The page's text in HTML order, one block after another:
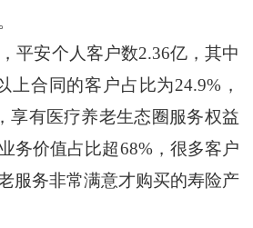
平安个人客户数2.36亿，其中
上合同的客户占比为24.9%，
享有医疗养老生态圈服务权益
务价值占比超68%，很多客户
服务非常满意才购买的寿险产